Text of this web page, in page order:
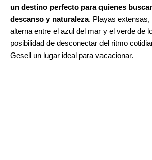
un destino perfecto para quienes
descanso y naturaleza. Playas extensas,
alterna entre el azul del mar y el verde de
posibilidad de desconectar del ritmo
Gesell un lugar ideal para vacacionar.